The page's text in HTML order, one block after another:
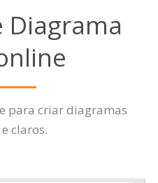
Diagrama
para criar diagramas
claros.